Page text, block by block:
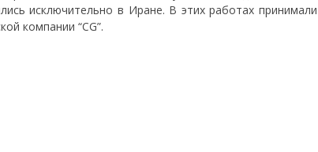
исключительно в Иране. В этих работах принимали
компании “CG”.